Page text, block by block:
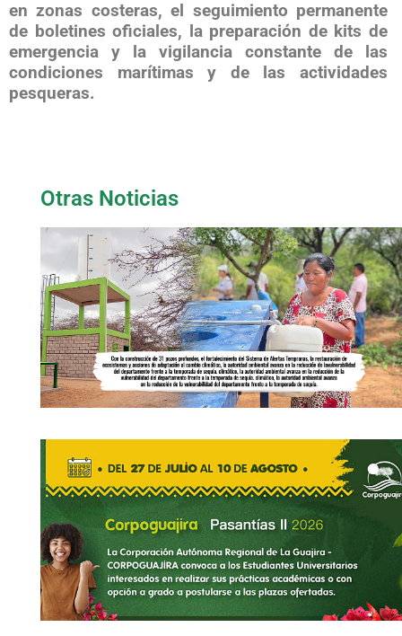
en zonas costeras, el seguimiento permanente
de boletines oficiales, la preparación de kits de
emergencia y la vigilancia constante de las
condiciones marítimas y de las actividades
pesqueras.
Otras Noticias